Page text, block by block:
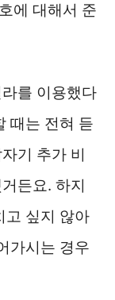
에 대해서 준
를 이용했다
때는 전혀 듣
기 추가 비
든요. 하지
고 싶지 않아
가시는 경우